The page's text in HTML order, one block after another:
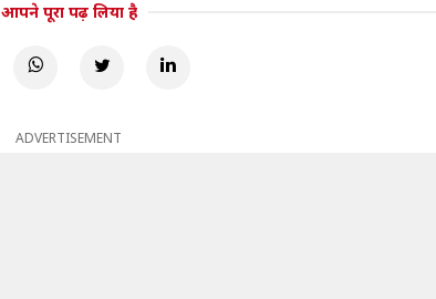
आपने पूरा पढ़ लिया है
ADVERTISEMENT